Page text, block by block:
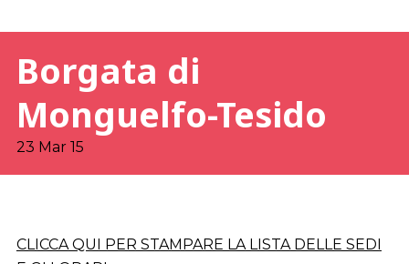
Borgata di
Monguelfo-Tesido
23 Mar 15
CLICCA QUI PER STAMPARE LA LISTA DELLE SEDI